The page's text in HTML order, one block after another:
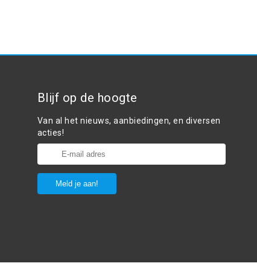
Blijf op de hoogte
Van al het nieuws, aanbiedingen, en diversen
acties!